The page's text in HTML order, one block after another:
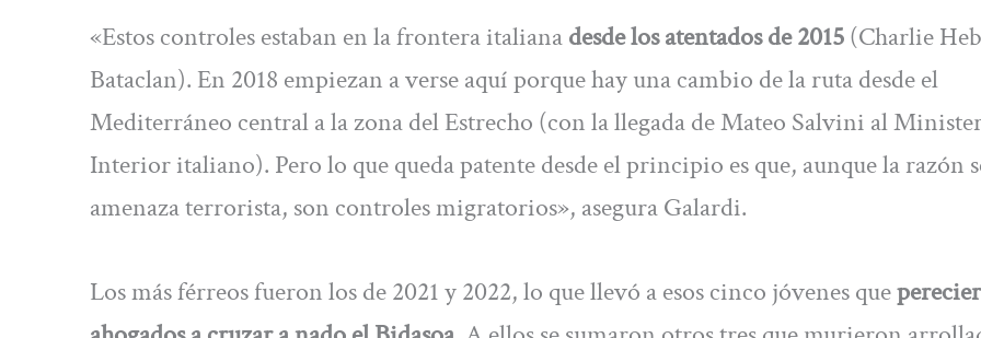
«Estos controles estaban en la frontera italianadesde los atentados de 2015(Charlie
Bataclan). En 2018 empiezan a verse aquí porque hay una cambio de la ruta desde el
Mediterráneo central a la zona del Estrecho (con la llegada de Mateo Salvini al
Interior italiano). Pero lo que queda patente desde el principio es que, aunque la razón
amenaza terrorista, son controles migratorios», asegura Galardi.
Los más férreos fueron los de 2021 y 2022, lo que llevó a esos cinco jóvenes que